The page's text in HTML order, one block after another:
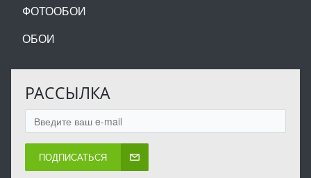
ФОТООБОИ
ОБОИ
РАССЫЛКА
ПОДПИСАТЬСЯ